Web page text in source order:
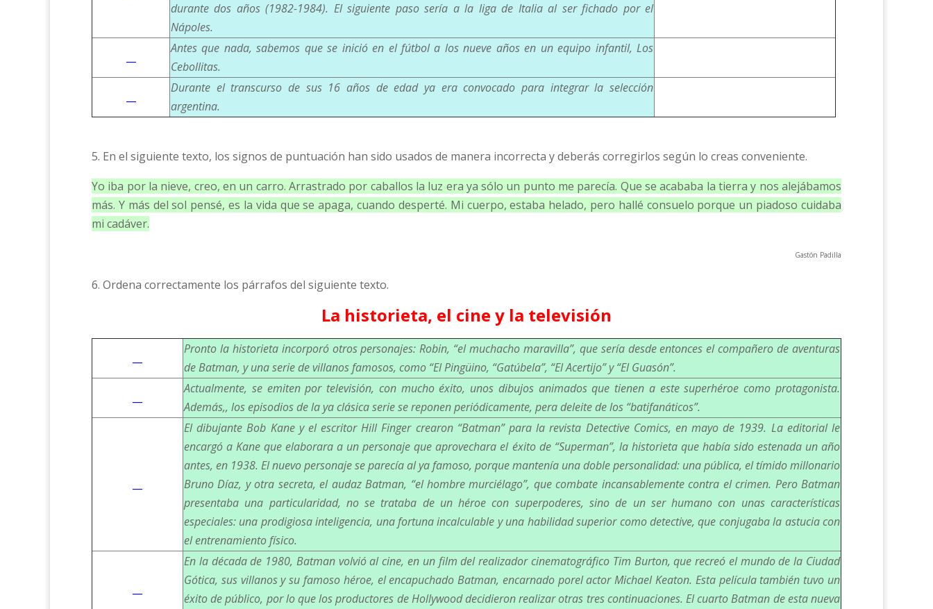
durante dos años (1982-1984). El siguiente paso sería a la liga de Italia al ser fichado por el
Nápoles.
Antes que nada, sabemos que se inició en el fútbol a los nueve años en un equipo infantil, Los
Cebollitas.
Durante el transcurso de sus 16 años de edad ya era convocado para integrar la selección
argentina.
5. En el siguiente texto, los signos de puntuación han sido usados de manera incorrecta y deberás corregirlos según lo creas conveniente.
Yo iba por la nieve, creo, en un carro. Arrastrado por caballos la luz era ya sólo un punto me parecía. Que se acababa la tierra y nos alejábamos
más. Y más del sol pensé, es la vida que se apaga, cuando desperté. Mi cuerpo, estaba helado, pero hallé consuelo porque un piadoso cuidaba
mi cadáver.
Gastón Padilla
6. Ordena correctamente los párrafos del siguiente texto.
La historieta, el cine y la televisión
Pronto la historieta incorporó otros personajes: Robin, “el muchacho maravilla”, que sería desde entonces el compañero de aventuras
de Batman, y una serie de villanos famosos, como “El Pingüino, “Gatúbela”, “El Acertijo” y “El Guasón”.
Actualmente, se emiten por televisión, con mucho éxito, unos dibujos animados que tienen a este superhéroe como protagonista.
Además,, los episodios de la ya clásica serie se reponen periódicamente, pera deleite de los “batifanáticos”.
El dibujante Bob Kane y el escritor Hill Finger crearon “Batman” para la revista Detective Comics, en mayo de 1939. La editorial le
encargó a Kane que elaborara a un personaje que aprovechara el éxito de “Superman”, la historieta que había sido estenada un año
antes, en 1938. El nuevo personaje se parecía al ya famoso, porque mantenía una doble personalidad: una pública, el tímido millonario
Bruno Díaz, y otra secreta, el audaz Batman, “el hombre murciélago”, que combate incansablemente contra el crimen. Pero Batman
presentaba una particularidad, no se trataba de un héroe con superpoderes, sino de un ser humano con unas características
especiales: una prodigiosa inteligencia, una fortuna incalculable y una habilidad superior como detective, que conjugaba la astucia con
el entrenamiento físico.
En la década de 1980, Batman volvió al cine, en un film del realizador cinematográfico Tim Burton, que recreó el mundo de la Ciudad
Gótica, sus villanos y su famoso héroe, el encapuchado Batman, encarnado porel actor Michael Keaton. Esta película también tuvo un
éxito de público, por lo que los productores de Hollywood decidieron realizar otras tres continuaciones. El cuarto Batman de esta nueva